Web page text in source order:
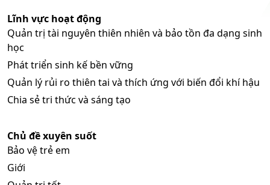
Lĩnh vực hoạt động
Quản trị tài nguyên thiên nhiên và bảo tồn đa dạng sinh
học
Phát triển sinh kế bền vững
Quản lý rủi ro thiên tai và thích ứng với biến đổi khí hậu
Chia sẻ tri thức và sáng tạo
Chủ đề xuyên suốt
Bảo vệ trẻ em
Giới